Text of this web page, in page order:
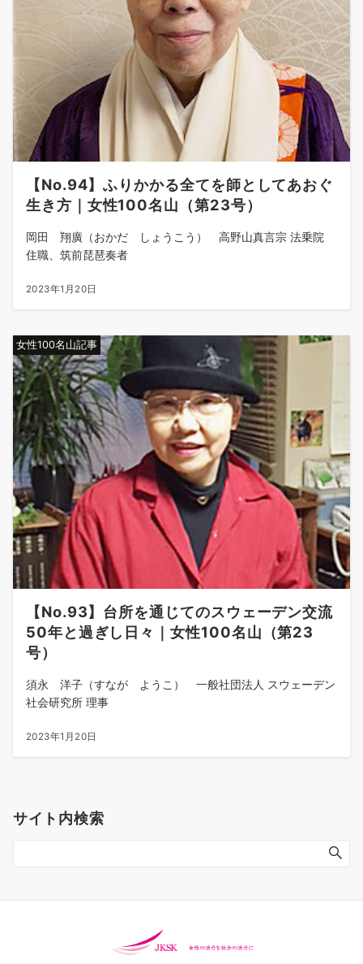
【No.94】ふりかかる全てを師としてあおぐ
生き方｜女性100名山（第23号）
岡田 翔廣（おかだ しょうこう） 高野山真言宗 法乗院
住職、筑前琵琶奏者
2023年1月20日
女性100名山記事
【No.93】台所を通じてのスウェーデン交流
50年と過ぎし日々｜女性100名山（第23
号）
須永 洋子（すなが ようこ） 一般社団法人 スウェーデン
社会研究所 理事
2023年1月20日
サイト内検索